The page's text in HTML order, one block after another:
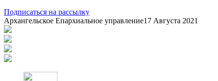
Подписаться на рассылку
Архангельское Епархиальное управление17 Августа 2021